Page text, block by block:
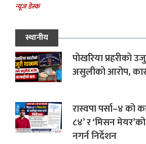
न्यूज डेस्क
स्थानीय
पोखरिया प्रहरीको
असुलीको आरोप,
रास्वपा पर्सा–४ को
८४’ र ‘मिसन
नगर्न निर्देशन